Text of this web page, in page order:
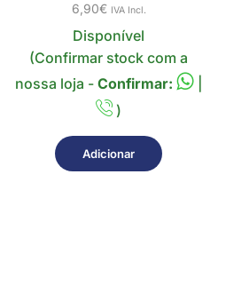
6,90€ IVA Incl.
Disponível
(Confirmar stock com a
nossa loja - Confirmar:
|
)
Adicionar